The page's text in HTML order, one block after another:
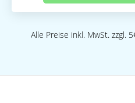
Alle Preise inkl. MwSt. zzgl.